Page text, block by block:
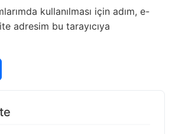
kullanılması için adım, e-
adresim bu tarayıcıya